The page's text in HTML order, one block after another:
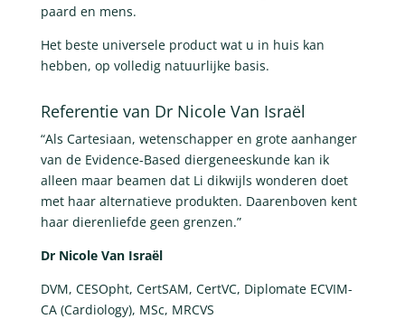
paard en mens.
Het beste universele product wat u in huis kan
hebben, op volledig natuurlijke basis.
Referentie van Dr Nicole Van Israël
“Als Cartesiaan, wetenschapper en grote aanhanger
van de Evidence-Based diergeneeskunde kan ik
alleen maar beamen dat Li dikwijls wonderen doet
met haar alternatieve produkten. Daarenboven kent
haar dierenliefde geen grenzen.”
Dr Nicole Van Israël
DVM, CESOpht, CertSAM, CertVC, Diplomate ECVIM-
CA (Cardiology), MSc, MRCVS